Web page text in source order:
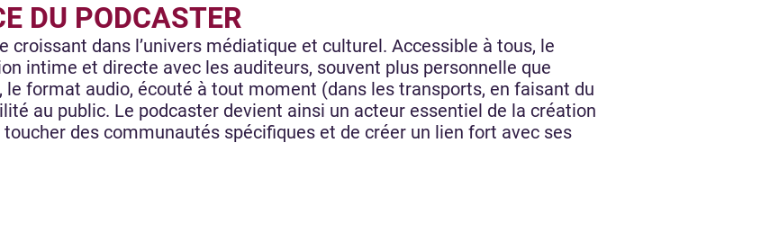
DU PODCASTER
croissant dans l’univers médiatique et culturel. Accessible à tous, le
intime et directe avec les auditeurs, souvent plus personnelle que
le format audio, écouté à tout moment (dans les transports, en faisant du
au public. Le podcaster devient ainsi un acteur essentiel de la création
des communautés spécifiques et de créer un lien fort avec ses